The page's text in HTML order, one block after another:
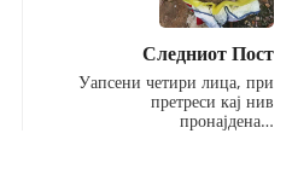
Следниот Пост
Уапсени четири лица, при
претреси кај нив
пронајдена…